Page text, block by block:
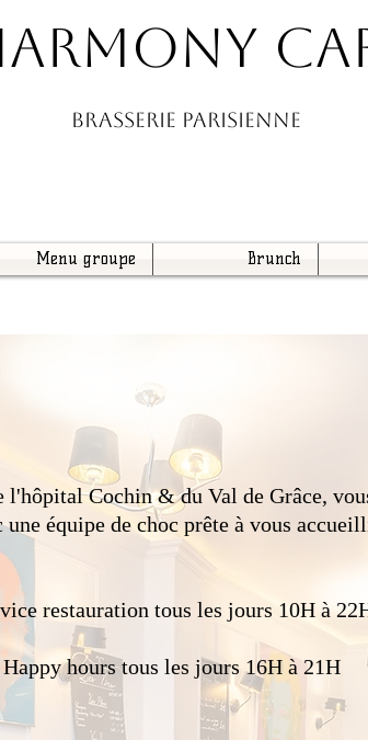
BRASSERIE PARISIENNE
l'hôpital Cochin & du Val de Grâce,
une équipe de choc prête à vous
restauration tous les jours 10H à
Happy hours tous les jours 16H à 21H
Menu groupe Brunch